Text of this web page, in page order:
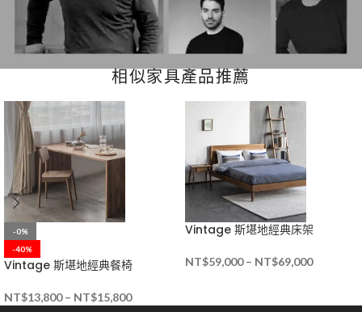
相似家具產品推薦
-0%
-40%
Vintage 斯堪地經典餐椅
NT$13,800 – NT$15,800
Vintage 斯堪地經典床架
NT$59,000 – NT$69,000